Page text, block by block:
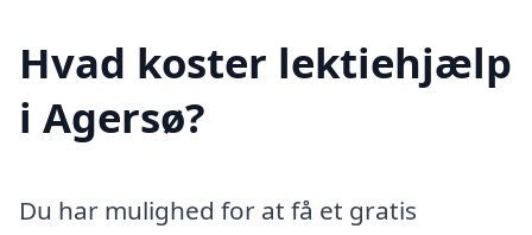
Hvad koster lektiehjælp
i Agersø?
Du har mulighed for at få et gratis